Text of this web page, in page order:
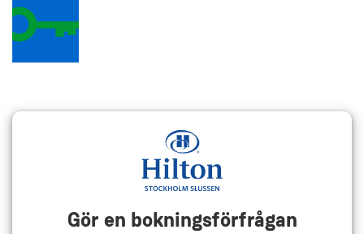
Gör en bokningsförfrågan